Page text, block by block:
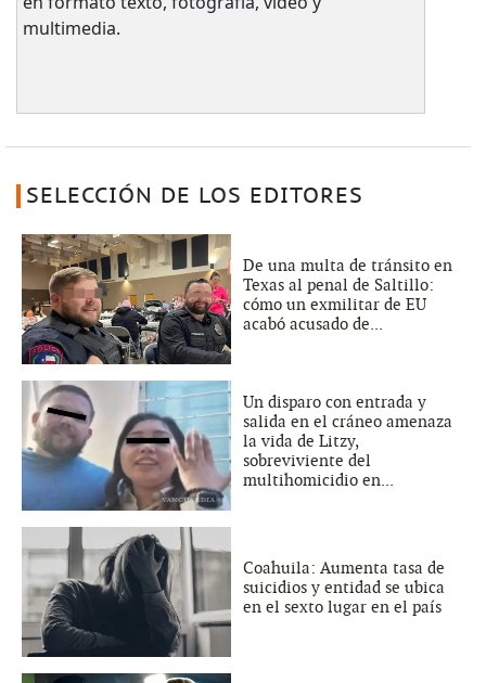
multimedia.
SELECCIÓN DE LOS EDITORES
De una multa de tránsito en
Texas al penal de Saltillo:
cómo un exmilitar de EU
acabó acusado de...
Un disparo con entrada y
salida en el cráneo amenaza
la vida de Litzy,
sobreviviente del
multihomicidio en...
Coahuila: Aumenta tasa de
suicidios y entidad se ubica
en el sexto lugar en el país